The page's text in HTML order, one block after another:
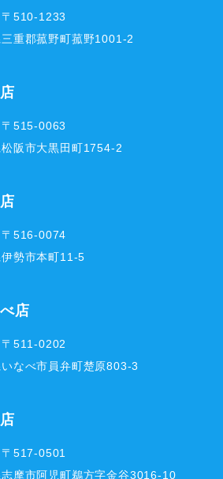
510-1233
重郡菰野町菰野1001-2
515-0063
阪市大黒田町1754-2
〒516-0074
勢市本町11-5
店
511-0202
なべ市員弁町楚原803-3
〒517-0501
摩市阿児町鵜方字金谷3016-10